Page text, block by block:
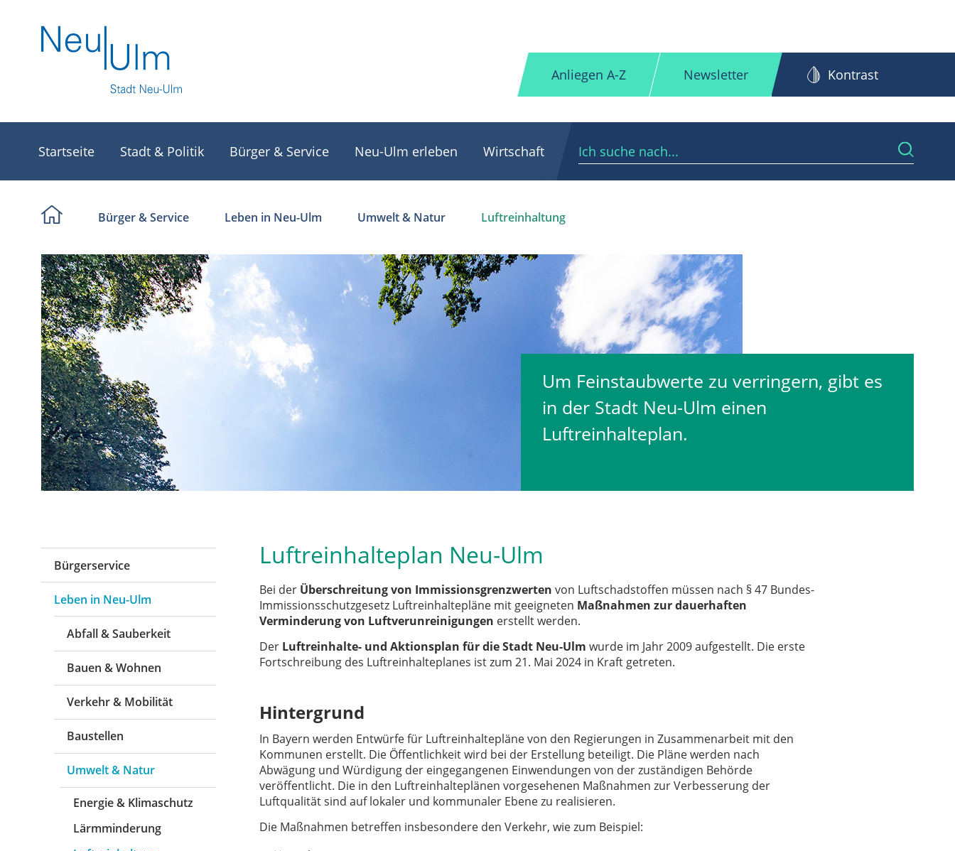
Anliegen A-Z Newsletter Kontrast
Startseite Stadt & Politik Bürger & Service Neu-Ulm erleben Wirtschaft
Bürger & Service Leben in Neu-Ulm Umwelt & Natur Luftreinhaltung
Um Feinstaubwerte zu verringern, gibt es
in der Stadt Neu-Ulm einen
Luftreinhalteplan.
Bürgerservice
Leben in Neu-Ulm
Abfall & Sauberkeit
Bauen & Wohnen
Verkehr & Mobilität
Baustellen
Umwelt & Natur
Energie & Klimaschutz
Lärmminderung
Luftreinhalteplan Neu-Ulm
Bei der Überschreitung von Immissionsgrenzwerten von Luftschadstoffen müssen nach § 47 Bundes-
Immissionsschutzgesetz Luftreinhaltepläne mit geeigneten Maßnahmen zur dauerhaften
Verminderung von Luftverunreinigungen erstellt werden.
Der Luftreinhalte- und Aktionsplan für die Stadt Neu-Ulm wurde im Jahr 2009 aufgestellt. Die erste
Fortschreibung des Luftreinhalteplanes ist zum 21. Mai 2024 in Kraft getreten.
Hintergrund
In Bayern werden Entwürfe für Luftreinhaltepläne von den Regierungen in Zusammenarbeit mit den
Kommunen erstellt. Die Öffentlichkeit wird bei der Erstellung beteiligt. Die Pläne werden nach
Abwägung und Würdigung der eingegangenen Einwendungen von der zuständigen Behörde
veröffentlicht. Die in den Luftreinhalteplänen vorgesehenen Maßnahmen zur Verbesserung der
Luftqualität sind auf lokaler und kommunaler Ebene zu realisieren.
Die Maßnahmen betreffen insbesondere den Verkehr, wie zum Beispiel: